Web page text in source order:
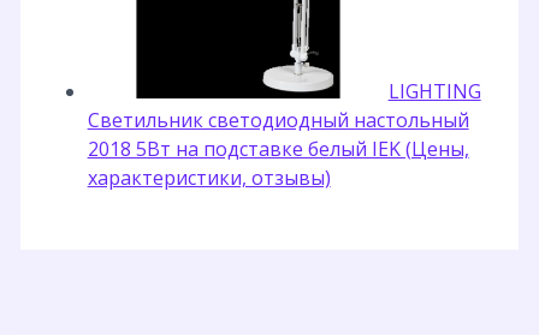
LIGHTING
Светильник светодиодный настольный
2018 5Вт на подставке белый IEK (Цены,
характеристики, отзывы)